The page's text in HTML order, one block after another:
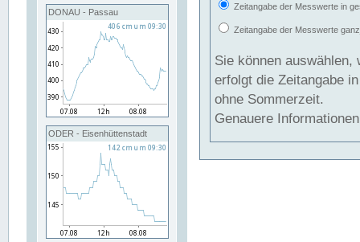
DONAU - Passau
ODER - Eisenhüttenstadt
Zeitangabe der Messwerte in
Zeitangabe der Messwerte
Sie können auswählen,
erfolgt die Zeitangabe
ohne Sommerzeit.
Genauere